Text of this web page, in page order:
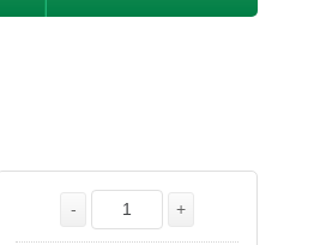
- +